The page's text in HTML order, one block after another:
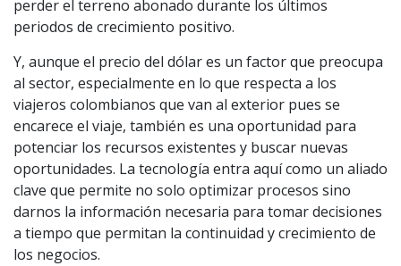
perder el terreno abonado durante los últimos
periodos de crecimiento positivo.
Y, aunque el precio del dólar es un factor que preocupa
al sector, especialmente en lo que respecta a los
viajeros colombianos que van al exterior pues se
encarece el viaje, también es una oportunidad para
potenciar los recursos existentes y buscar nuevas
oportunidades. La tecnología entra aquí como un aliado
clave que permite no solo optimizar procesos sino
darnos la información necesaria para tomar decisiones
a tiempo que permitan la continuidad y crecimiento de
los negocios.